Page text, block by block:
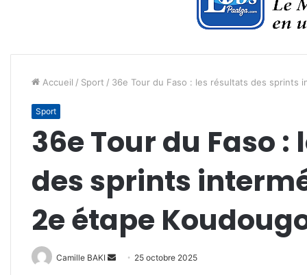
Accueil / Sport / 36e Tour du Faso : les résultats des sprints
Sport
36e Tour du Faso
des sprints
2e étape
Camille BAKI
Envoyer25 octobre 2025